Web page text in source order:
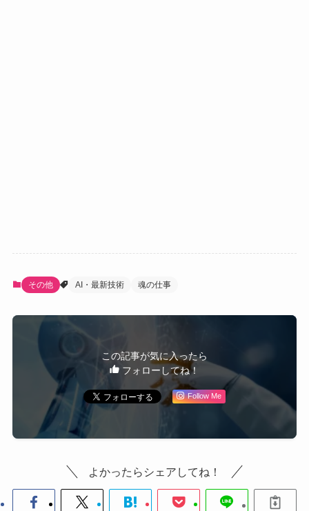
その他 AI・最新技術 魂の仕事
この記事が気に入ったら
フォローしてね！
Follow Me
よかったらシェアしてね！